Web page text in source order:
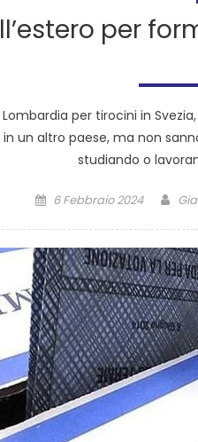
per
per tirocini in
un altro paese, ma non
studiando o
6 Febbraio 2024